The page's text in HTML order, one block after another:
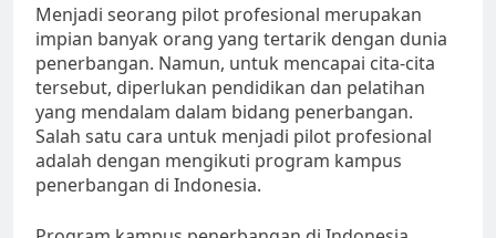
Menjadi seorang pilot profesional merupakan
impian banyak orang yang tertarik dengan dunia
penerbangan. Namun, untuk mencapai cita-cita
tersebut, diperlukan pendidikan dan pelatihan
yang mendalam dalam bidang penerbangan.
Salah satu cara untuk menjadi pilot profesional
adalah dengan mengikuti program kampus
penerbangan di Indonesia.